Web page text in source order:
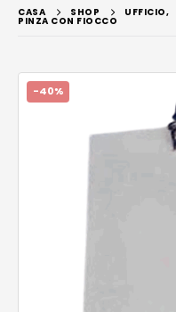
CASA SHOP UFFICIO,
PINZA CON FIOCCO
-40%